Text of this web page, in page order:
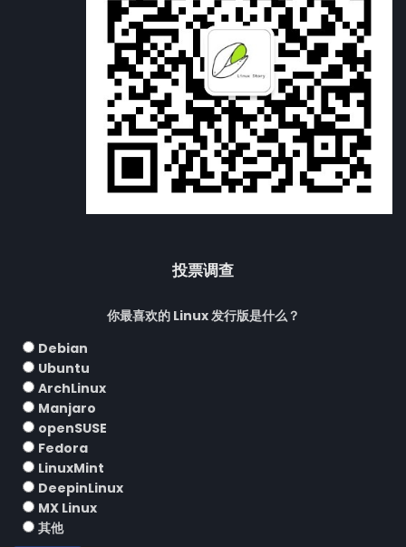
投票调查
你最喜欢的 Linux 发行版是什么？
Debian
Ubuntu
ArchLinux
Manjaro
openSUSE
Fedora
LinuxMint
DeepinLinux
MX Linux
其他